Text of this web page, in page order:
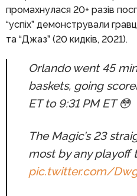
промахнулася 20+ разів
“успіх” демонстрували
та “Джаз” (20 кидків, 2021).
Orlando went 45
baskets, going
ET to 9:31 PM ET 😳
The Magic’s 23
most by any playoff
pic.twitter.com/